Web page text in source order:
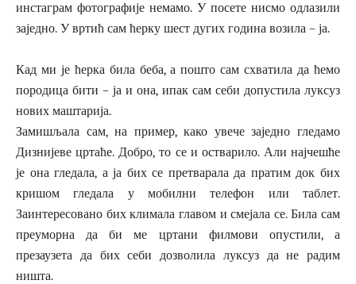
инстаграм фотографије немамо. У посете нисмо одлазили
заједно. У вртић сам ћерку шест дугих година возила – ја.
Кад ми је ћерка била беба, а пошто сам схватила да ћемо
породица бити – ја и она, ипак сам себи допустила луксуз
нових маштарија.
Замишљала сам, на пример, како увече заједно гледамо
Дизнијеве цртаће. Добро, то се и остварило. Али најчешће
је она гледала, а ја бих се претварала да пратим док бих
кришом гледала у мобилни телефон или таблет.
Заинтересовано бих климала главом и смејала се. Била сам
преуморна да би ме цртани филмови опустили, а
презаузета да бих себи дозволила луксуз да не радим
ништа.